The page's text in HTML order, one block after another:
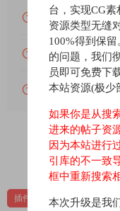
* Nasko 的《贝斯之谜》
* Kill the Niose 的《亡
* Peqboard Nerds 的《
* MUST DIE! 的《危机
* Venus Theory 的《星
* New Loops 的《硬线》
* New Loops 的《头条
* Oddictoin 的《永生》
* Oddictoin 的《不可能
* Camellia 的《微波炉
* New Loops 的《新伦敦
* AVT 的《在地板上》
为什么付款了
账号可以分享
VIP会员剩余时
插件 效果器 苹果
台，实现CG
资源类型无缝
100%得到保
的问题，我们
员即可免费下
本站资源(极少
如果你是从搜
进来的帖子资
因为本站进行
引库的不一致
框中重新搜索
本次升级是我